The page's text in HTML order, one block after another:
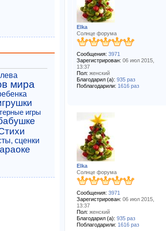
Elka
Солнце форума
Сообщения: 3971
Зарегистрирован: 06 июл 2015,
13:37
Пол: женский
Благодарил (а): 935 раз
Поблагодарили: 1616 раз
Elka
Солнце форума
Сообщения: 3971
Зарегистрирован: 06 июл 2015,
13:37
Пол: женский
Благодарил (а): 935 раз
Поблагодарили: 1616 раз
мира
игры
сценки